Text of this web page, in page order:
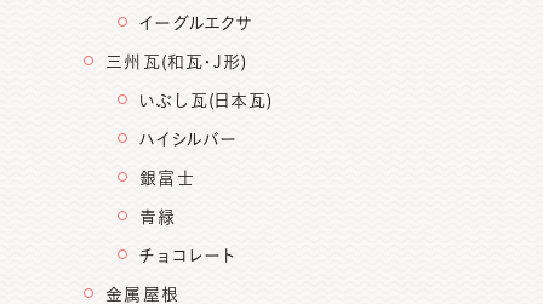
イーグルエクサ
三州瓦(和瓦・J形)
いぶし瓦(日本瓦)
ハイシルバー
銀富士
青緑
チョコレート
金属屋根